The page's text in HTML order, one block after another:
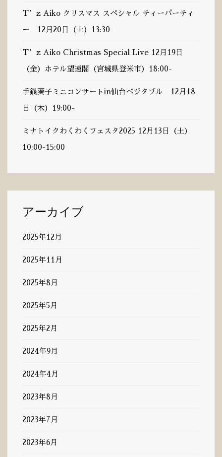
T’z Aiko クリスマス スペシャル ティーパーティ
ー 12月20日（土）13:30-
T’z Aiko Christmas Special Live 12月19日
（金）ホテル望遠閣（宮城県登米市）18:00-
手銭葵子ミニコンサートin仙台ベジタブル 12月18
日（木）19:00-
ミナトイクわくわくフェスタ2025 12月13日（土）
10:00-15:00
アーカイブ
2025年12月
2025年11月
2025年8月
2025年5月
2025年2月
2024年9月
2024年4月
2023年8月
2023年7月
2023年6月